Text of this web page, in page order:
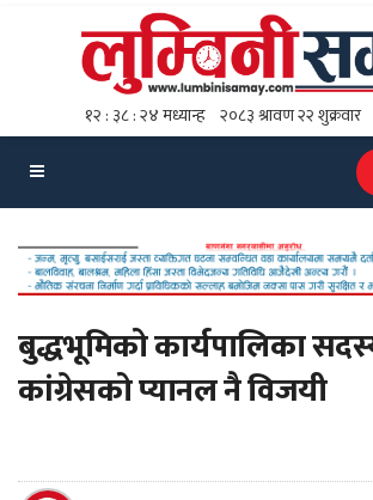
बुद्धभूमिको कार्यपालिका
कांग्रेसको प्यानल नै विजयी